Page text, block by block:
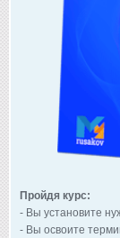
Пройдя курс:
- Вы установите
- Вы освоите